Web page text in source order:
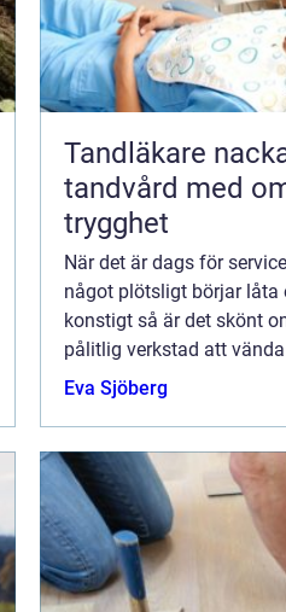
Tandläkare nacka
tandvård med
trygghet
När det är dags för
något plötsligt börjar låta
konstigt så är det skönt
pålitlig verkstad att
klokt att inte bara nöja
Eva Sjöberg